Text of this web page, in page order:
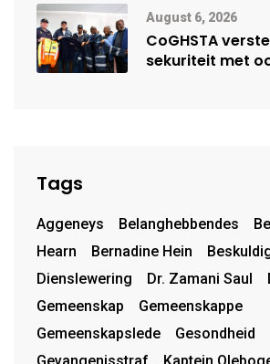
August 6, 2026
CoGHSTA
sekuriteit met
Tags
Aggeneys Belanghebbendes
Hearn
Bernadine Hein
Dienslewering
Dr. Zamani Saul
Gemeenskap
Gemeenskappe
Gemeenskapslede
Gesondheid